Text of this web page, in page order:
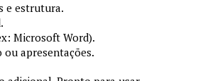
e estrutura.
Microsoft Word).
apresentações.